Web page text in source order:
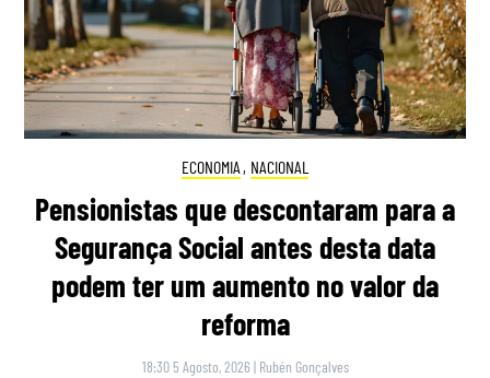
ECONOMIA , NACIONAL
Pensionistas que descontaram para a
Segurança Social antes desta data
podem ter um aumento no valor da
reforma
18:30 5 Agosto, 2026 | Rubén Gonçalves